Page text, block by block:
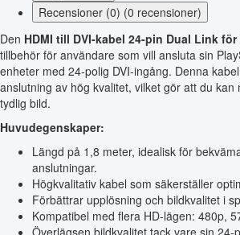
Recensioner (0) (0 recensioner)
Den HDMI till DVI-kabel 24-pin Dual Link för
tillbehör för användare som vill ansluta sin
enheter med 24-polig DVI-ingång. Denna
anslutning av hög kvalitet, vilket gör att du kan
tydlig bild.
Huvudegenskaper:
Längd på 1,8 meter, idealisk för
anslutningar.
Högkvalitativ kabel som säkerställer
Förbättrar upplösning och bildkvalitet i
Kompatibel med flera HD-lägen: 480p,
Överlägsen bildkvalitet tack vare sin 24-